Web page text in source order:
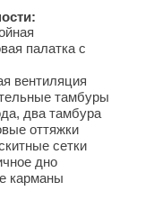
палатка с
вентиляция
тамбуры
два тамбура
оттяжки
сетки
дно
карманы